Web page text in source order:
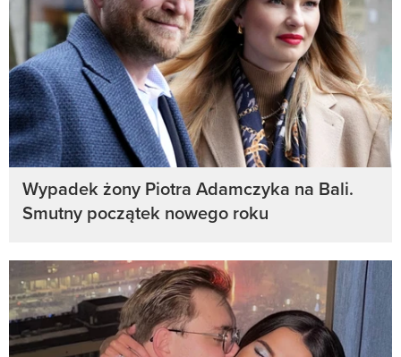
Wypadek żony Piotra Adamczyka na Bali.
Smutny początek nowego roku